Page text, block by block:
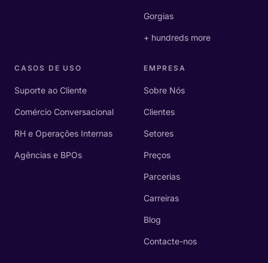
Gorgias
+ hundreds more
CASOS DE USO
Suporte ao Cliente
Comércio Conversacional
RH e Operações Internas
Agências e BPOs
EMPRESA
Sobre Nós
Clientes
Setores
Preços
Parcerias
Carreiras
Blog
Contacte-nos